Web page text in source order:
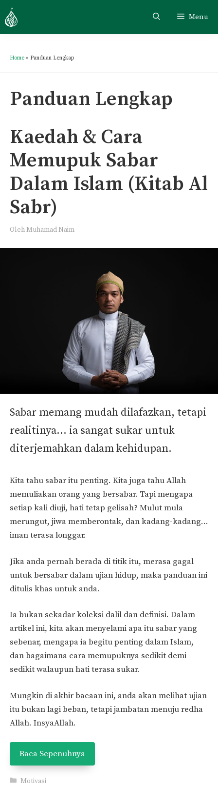
Skip
to
content
Menu
Home » Panduan Lengkap
Panduan Lengkap
Kaedah & Cara
Memupuk Sabar
Dalam Islam (Kitab Al
Sabr)
OlehMuhamad Naim
Sabar memang mudah dilafazkan, tetapi
realitinya… ia sangat sukar untuk
diterjemahkan dalam kehidupan.
Kita tahu sabar itu penting. Kita juga tahu Allah
memuliakan orang yang bersabar. Tapi mengapa
setiap kali diuji, hati tetap gelisah? Mulut mula
merungut, jiwa memberontak, dan kadang-kadang…
iman terasa longgar.
Jika anda pernah berada di titik itu, merasa gagal
untuk bersabar dalam ujian hidup, maka panduan ini
ditulis khas untuk anda.
Ia bukan sekadar koleksi dalil dan definisi. Dalam
artikel ini, kita akan menyelami apa itu sabar yang
sebenar, mengapa ia begitu penting dalam Islam,
dan bagaimana cara memupuknya sedikit demi
sedikit walaupun hati terasa sukar.
Mungkin di akhir bacaan ini, anda akan melihat ujian
itu bukan lagi beban, tetapi jambatan menuju redha
Allah. InsyaAllah.
Baca Sepenuhnya
Categories
Motivasi